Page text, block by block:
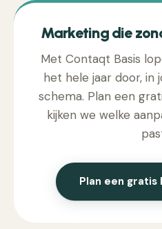
Marketing die
Met Contaqt Basis
het hele jaar door, in
schema. Plan een
kijken we welke
Plan een gratis